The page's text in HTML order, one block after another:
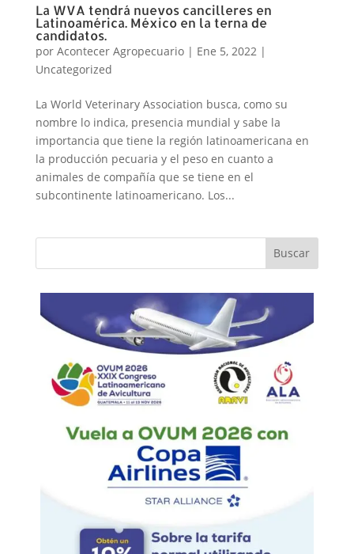
La WVA tendrá nuevos cancilleres en
Latinoamérica. México en la terna de
candidatos.
por Acontecer Agropecuario| Ene 5, 2022 |
Uncategorized
La World Veterinary Association busca, como su
nombre lo indica, presencia mundial y sabe la
importancia que tiene la región latinoamericana en
la producción pecuaria y el peso en cuanto a
animales de compañía que se tiene en el
subcontinente latinoamericano. Los...
Buscar